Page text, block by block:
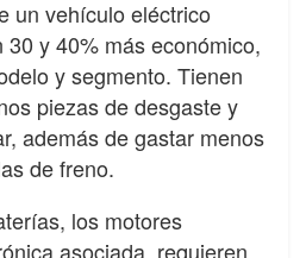
un vehículo eléctrico
y 40% más económico,
y segmento. Tienen
piezas de desgaste y
además de gastar menos
de freno.
los motores
asociada, requieren